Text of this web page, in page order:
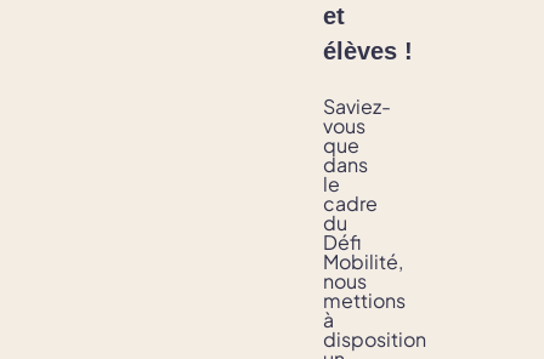
et
élèves !
Saviez-
vous
que
dans
le
cadre
du
Défi
Mobilité,
nous
mettions
à
disposition